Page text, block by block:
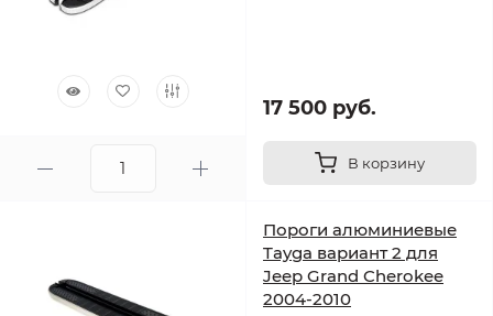
17 500 руб.
В корзину
Пороги алюминиевые
Tayga вариант 2 для
Jeep Grand Cherokee
2004-2010